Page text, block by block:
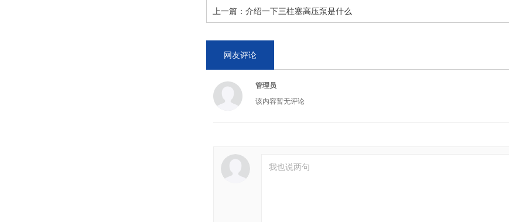
上一篇： 介绍一下三柱塞高压泵是什么
网友评论
管理员
该内容暂无评论